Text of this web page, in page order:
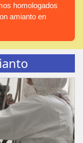
homologados
amianto en